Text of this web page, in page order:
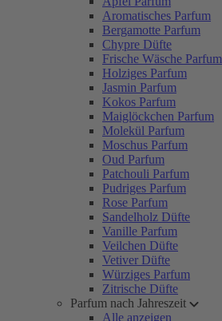
Aromatisches Parfum
Bergamotte Parfum
Chypre Düfte
Frische Wäsche Parfum
Holziges Parfum
Jasmin Parfum
Kokos Parfum
Maiglöckchen Parfum
Molekül Parfum
Moschus Parfum
Oud Parfum
Patchouli Parfum
Pudriges Parfum
Rose Parfum
Sandelholz Düfte
Vanille Parfum
Veilchen Düfte
Vetiver Düfte
Würziges Parfum
Zitrische Düfte
Parfum nach Jahreszeit
Alle anzeigen